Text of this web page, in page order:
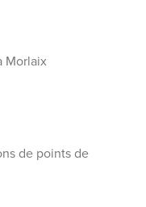
Morlaix
de points de